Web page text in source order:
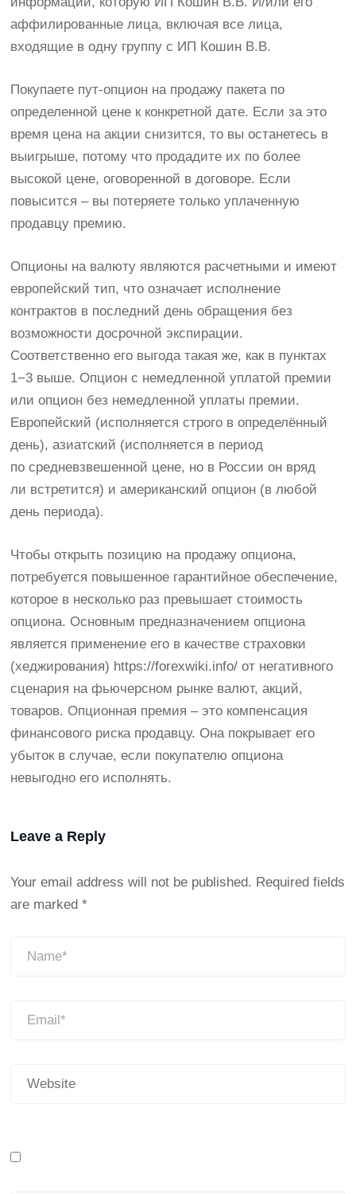
аффилированные лица, включая все лица,
входящие в одну группу c ИП Кошин В.В.
Покупаете пут-опцион на продажу пакета по
определенной цене к конкретной дате. Если за это
время цена на акции снизится, то вы останетесь в
выигрыше, потому что продадите их по более
высокой цене, оговоренной в договоре. Если
повысится – вы потеряете только уплаченную
продавцу премию.
Опционы на валюту являются расчетными и имеют
европейский тип, что означает исполнение
контрактов в последний день обращения без
возможности досрочной экспирации.
Соответственно его выгода такая же, как в пунктах
1−3 выше. Опцион с немедленной уплатой премии
или опцион без немедленной уплаты премии.
Европейский (исполняется строго в определённый
день), азиатский (исполняется в период
по средневзвешенной цене, но в России он вряд
ли встретится) и американский опцион (в любой
день периода).
Чтобы открыть позицию на продажу опциона,
потребуется повышенное гарантийное обеспечение,
которое в несколько раз превышает стоимость
опциона. Основным предназначением опциона
является применение его в качестве страховки
(хеджирования) https://forexwiki.info/от негативного
сценария на фьючерсном рынке валют, акций,
товаров. Опционная премия – это компенсация
финансового риска продавцу. Она покрывает его
убыток в случае, если покупателю опциона
невыгодно его исполнять.
Leave a Reply
Your email address will not be published. Required fields
are marked *